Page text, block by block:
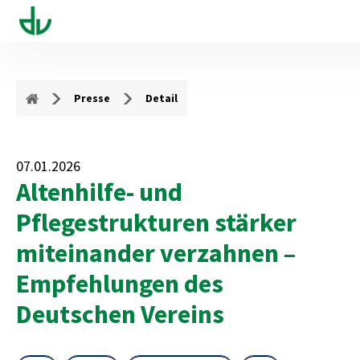
Presse Detail
07.01.2026
Altenhilfe- und
Pflegestrukturen stärker
miteinander verzahnen –
Empfehlungen des
Deutschen Vereins